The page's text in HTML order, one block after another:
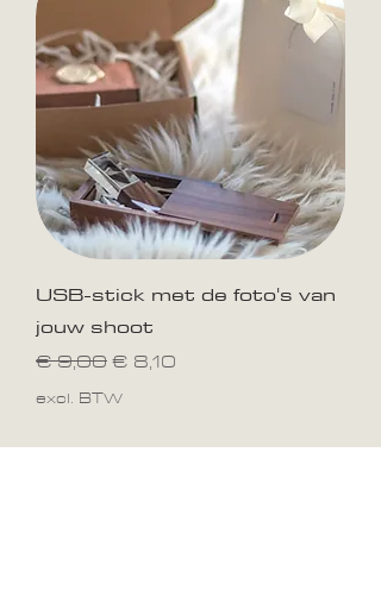
USB-stick met de foto's van
jouw shoot
Normale prijs
€ 9,00Verkoopprijs
€ 8,10
excl. BTW